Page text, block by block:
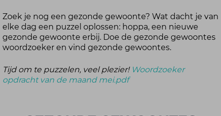
Zoek je nog een gezonde gewoonte? Wat dacht je van
elke dag een puzzel oplossen: hoppa, een nieuwe
gezonde gewoonte erbij. Doe de gezonde gewoontes
woordzoeker en vind gezonde gewoontes.
Tijd om te puzzelen, veel plezier! Woordzoeker
opdracht van de maand mei.pdf